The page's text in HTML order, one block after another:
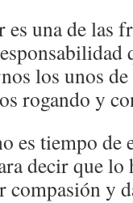
una de las
los unos
rogando y
es tiempo de
decir que lo
y